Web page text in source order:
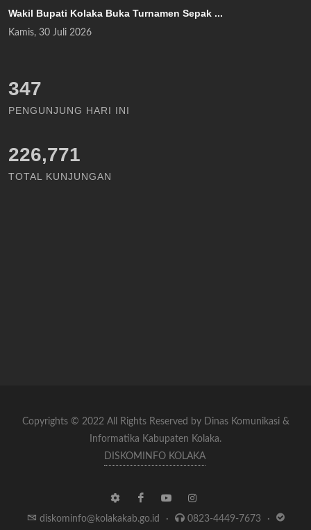
Wakil Bupati Kolaka Buka Turnamen Sepak ...
Kamis, 30 Juli 2026
389
PENGUNJUNG HARI INI
226,771
TOTAL KUNJUNGAN
Copyrights © 2022 All Rights Reserved by Dinas Komunikasi &
Informatika Kabupaten Kolaka.
DISKOMINFO KOLAKA
diskominfo@kolakakab.go.id · 0823-4449-7673 ·